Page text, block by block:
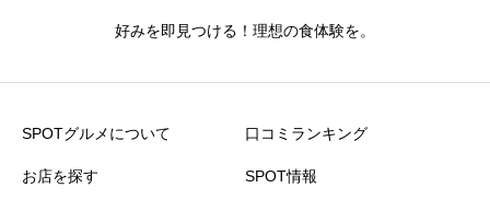
好みを即見つける！理想の食体験を。
SPOTグルメについて
お店を探す
口コミランキング
SPOT情報